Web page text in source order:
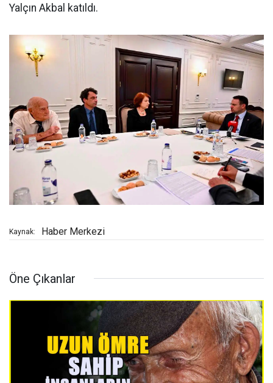
Yalçın Akbal katıldı.
Kaynak: Haber Merkezi
Öne Çıkanlar